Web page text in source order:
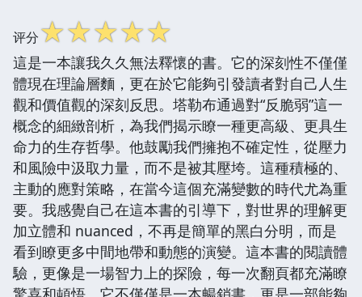
评分☆☆☆☆☆
這是一本讓我久久無法釋懷的書。它的深刻性不僅僅
體現在理論層麵，更在於它能夠引發讀者對自己人生
觀和價值觀的深刻反思。塔勒布通過對“反脆弱”這一
概念的細緻剖析，為我們揭示瞭一種更高級、更具生
命力的生存哲學。他鼓勵我們擁抱不確定性，從壓力
和風險中汲取力量，而不是被其壓垮。這種積極的、
主動的應對策略，在當今這個充滿變數的時代尤為重
要。我感覺自己在這本書的引導下，對世界的理解更
加立體和 nuanced，不再是簡單的黑白分明，而是
看到瞭更多中間地帶和動態的演變。這本書的閱讀體
驗，更像是一場智力上的探險，每一次翻頁都充滿瞭